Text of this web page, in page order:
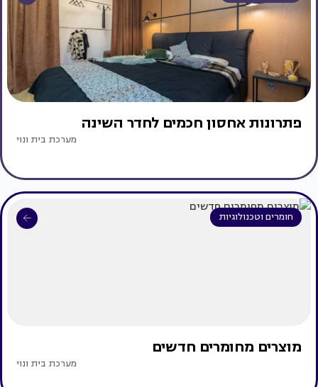
פתרונות אחסון חכמים לחדר השינה
מערכת בית ונוי
חומרים וטכנולוגיות
מוצרים מחומרים חדשים
מערכת בית ונוי